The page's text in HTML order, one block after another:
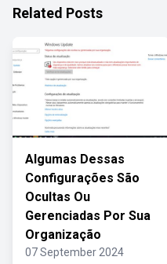
Related Posts
Algumas Dessas
Configurações São
Ocultas Ou
Gerenciadas Por Sua
Organização
07 September 2024